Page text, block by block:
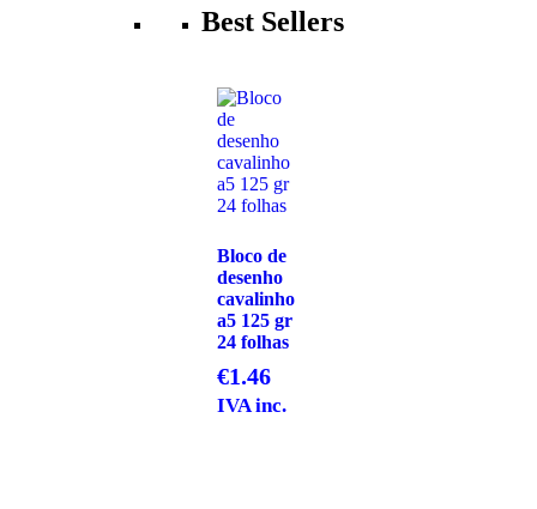
Best Sellers
Bloco de
desenho
cavalinho
a5 125 gr
24 folhas
€1.46
IVA inc.